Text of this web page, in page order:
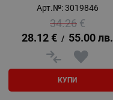
Арт.№: 3019846
34.26 €
28.12 € / 55.00 лв.
КУПИ